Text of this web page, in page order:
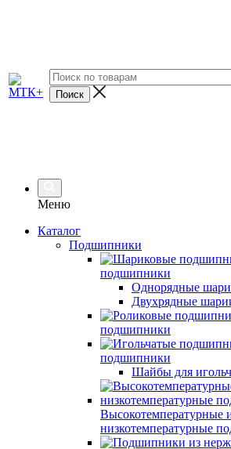
Меню
Каталог
Подшипники
подшипники
Однорядные
Двухрядные
подшипники
подшипники
Шайбы для
Высокотемпературные
низкотемпературные